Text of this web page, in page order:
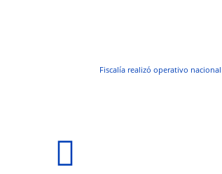
Fiscalía realizó operativo